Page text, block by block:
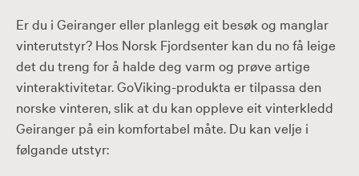
Er du i Geiranger eller planlegg eit besøk og manglar
vinterutstyr? Hos Norsk Fjordsenter kan du no få leige
det du treng for å halde deg varm og prøve artige
vinteraktivitetar. GoViking-produkta er tilpassa den
norske vinteren, slik at du kan oppleve eit vinterkledd
Geiranger på ein komfortabel måte. Du kan velje i
følgande utstyr: